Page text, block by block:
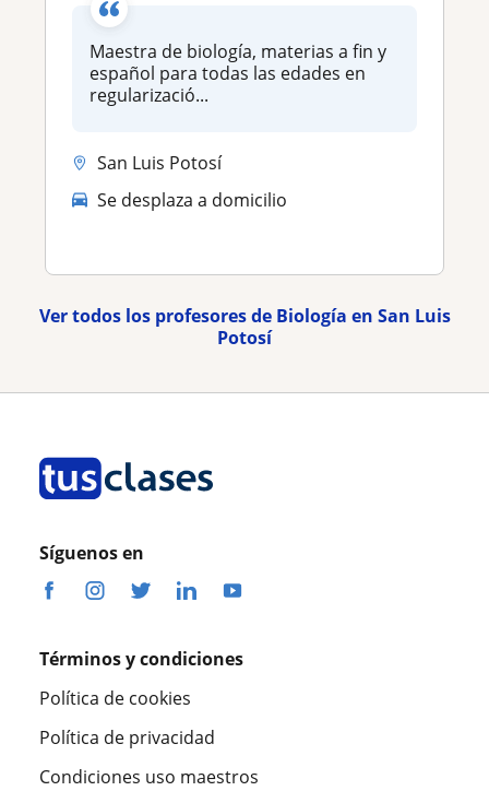
Maestra de biología, materias a fin y
español para todas las edades en
regularizació...
San Luis Potosí
Se desplaza a domicilio
Ver todos los profesores de Biología en San Luis
Potosí
Síguenos en
Términos y condiciones
Política de cookies
Política de privacidad
Condiciones uso maestros